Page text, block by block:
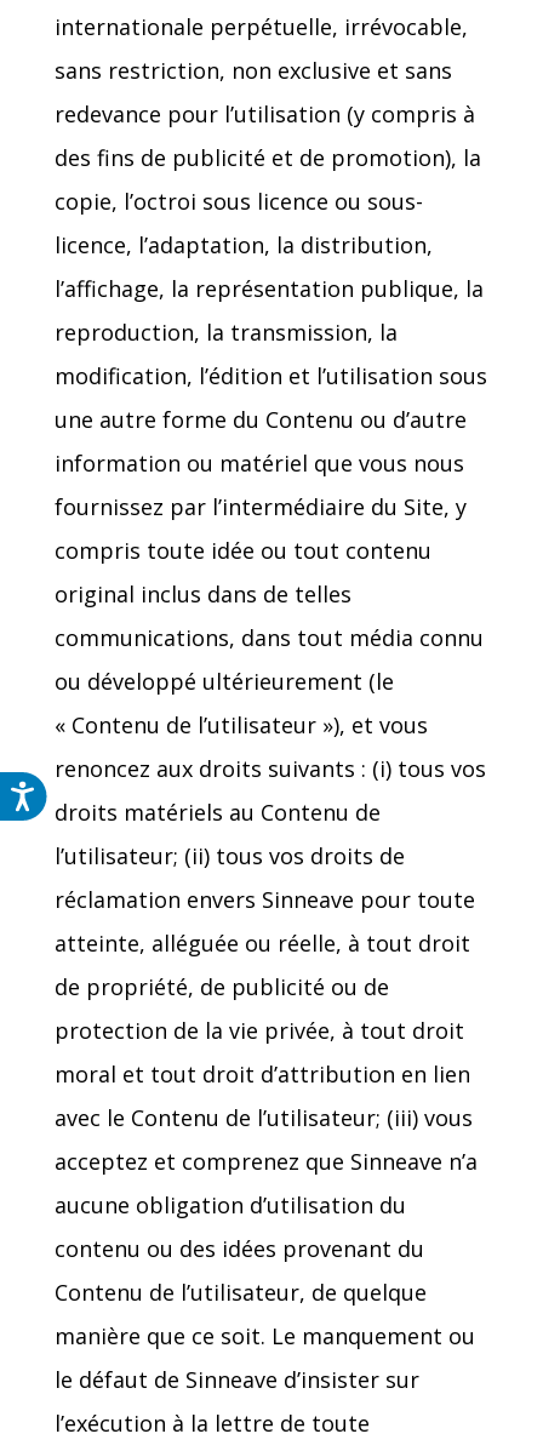
internationale perpétuelle, irrévocable,
sans restriction, non exclusive et sans
redevance pour l’utilisation (y compris à
des fins de publicité et de promotion), la
copie, l’octroi sous licence ou sous-
licence, l’adaptation, la distribution,
l’affichage, la représentation publique, la
reproduction, la transmission, la
modification, l’édition et l’utilisation sous
une autre forme du Contenu ou d’autre
information ou matériel que vous nous
fournissez par l’intermédiaire du Site, y
compris toute idée ou tout contenu
original inclus dans de telles
communications, dans tout média connu
ou développé ultérieurement (le
« Contenu de l’utilisateur »), et vous
renoncez aux droits suivants : (i) tous vos
droits matériels au Contenu de
l’utilisateur; (ii) tous vos droits de
réclamation envers Sinneave pour toute
atteinte, alléguée ou réelle, à tout droit
de propriété, de publicité ou de
protection de la vie privée, à tout droit
moral et tout droit d’attribution en lien
avec le Contenu de l’utilisateur; (iii) vous
acceptez et comprenez que Sinneave n’a
aucune obligation d’utilisation du
contenu ou des idées provenant du
Contenu de l’utilisateur, de quelque
manière que ce soit. Le manquement ou
le défaut de Sinneave d’insister sur
l’exécution à la lettre de toute